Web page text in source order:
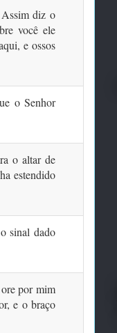
diz o
você ele
e ossos
o Senhor
o altar de
estendido
sinal dado
por mim
e o braço